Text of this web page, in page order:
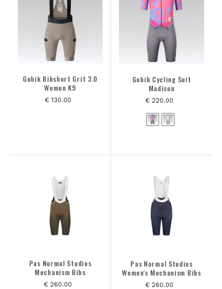
Gobik Bibshort Grit 3.0
Women K9
€ 130.00
Gobik Cycling Suit
Madison
€ 220.00
Pas Normal Studios
Mechanism Bibs
€ 260.00
Pas Normal Studios
Women's Mechanism Bibs
€ 260.00